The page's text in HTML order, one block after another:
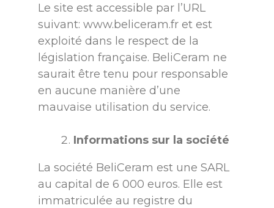
Le site est accessible par l’URL
suivant: www.beliceram.fret est
exploité dans le respect de la
législation française. BeliCeram ne
saurait être tenu pour responsable
en aucune manière d’une
mauvaise utilisation du service.
Informations sur la société
La société BeliCeram est une SARL
au capital de 6 000 euros. Elle est
immatriculée au registre du